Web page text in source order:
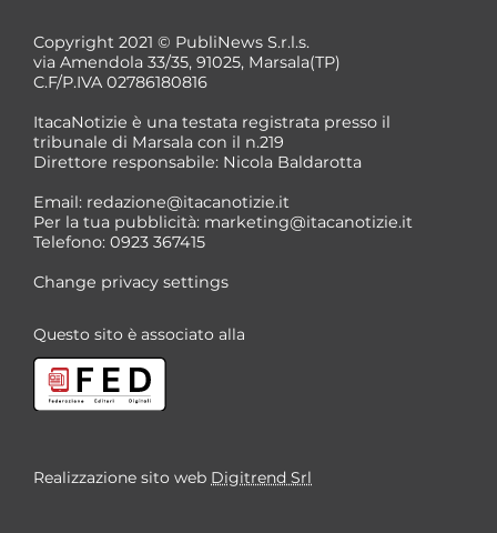
Copyright 2021 © PubliNews S.r.l.s.
via Amendola 33/35, 91025, Marsala(TP)
C.F/P.IVA 02786180816
ItacaNotizie è una testata registrata presso il
tribunale di Marsala con il n.219
Direttore responsabile: Nicola Baldarotta
Email: redazione@itacanotizie.it
Per la tua pubblicità: marketing@itacanotizie.it
Telefono: 0923 367415
Change privacy settings
Questo sito è associato alla
Realizzazione sito web Digitrend Srl